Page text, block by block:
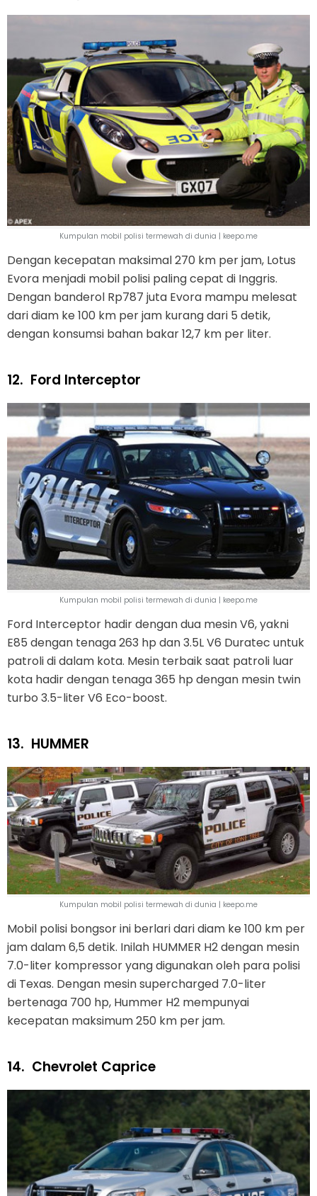
Kumpulan mobil polisi termewah di dunia | keepo.me
Dengan kecepatan maksimal 270 km per jam, Lotus
Evora menjadi mobil polisi paling cepat di Inggris.
Dengan banderol Rp787 juta Evora mampu melesat
dari diam ke 100 km per jam kurang dari 5 detik,
dengan konsumsi bahan bakar 12,7 km per liter.
12. Ford Interceptor
Kumpulan mobil polisi termewah di dunia | keepo.me
Ford Interceptor hadir dengan dua mesin V6, yakni
E85 dengan tenaga 263 hp dan 3.5L V6 Duratec untuk
patroli di dalam kota. Mesin terbaik saat patroli luar
kota hadir dengan tenaga 365 hp dengan mesin twin
turbo 3.5-liter V6 Eco-boost.
13. HUMMER
Kumpulan mobil polisi termewah di dunia | keepo.me
Mobil polisi bongsor ini berlari dari diam ke 100 km per
jam dalam 6,5 detik. Inilah HUMMER H2 dengan mesin
7.0-liter kompressor yang digunakan oleh para polisi
di Texas. Dengan mesin supercharged 7.0-liter
bertenaga 700 hp, Hummer H2 mempunyai
kecepatan maksimum 250 km per jam.
14. Chevrolet Caprice